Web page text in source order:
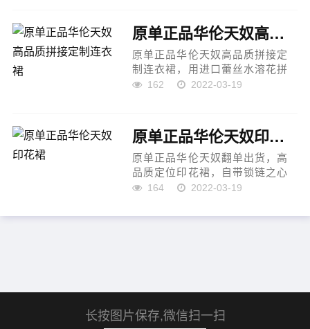
舒适，适合春夏季节穿搭。百搭
设计：简...
原单正品华伦天奴高品质拼接定制连衣裙
原单正品华伦天奴高品质拼接定
制连衣裙，用进口蕾丝水溶花拼
色修饰，高难度的拼接定制染色
蕾丝花都是定染的满足小仙女们
的...
162 2022-03-19
原单正品华伦天奴印花裙
原单正品华伦天奴翻单出货，高
品质定位印花裙，自带锁链之心
的迷醉有着最鲜明的青春、魅力
&rdquo;用蓝调表达的绿意，温
164 2022-03-19
长按图片保存,微信扫一扫